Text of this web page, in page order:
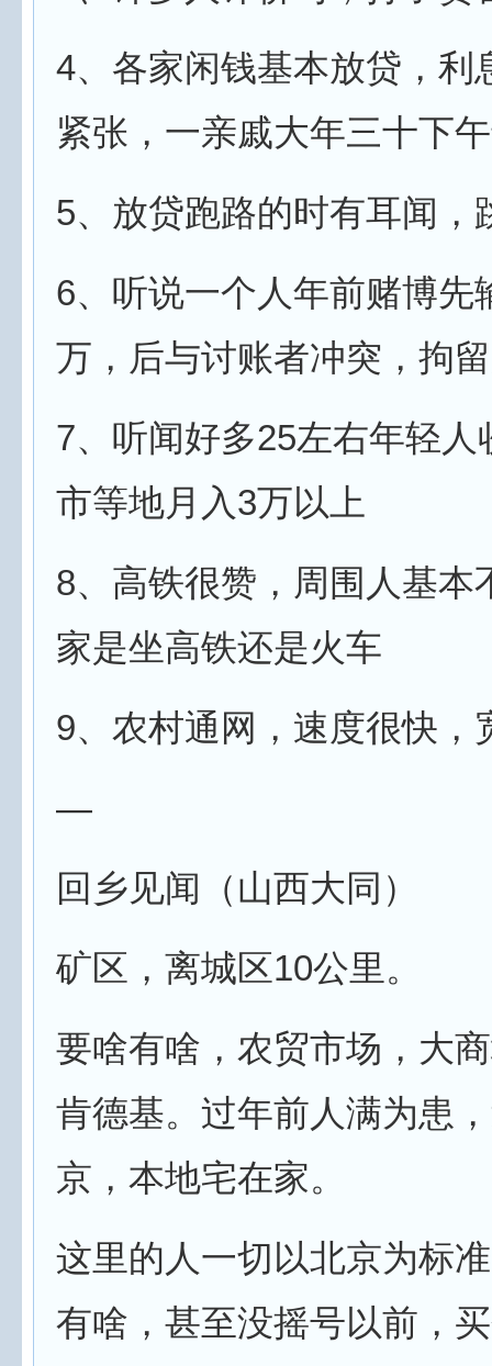
4、各家闲钱基本放贷，利
紧张，一亲戚大年三十下
5、放贷跑路的时有耳闻，
6、听说一个人年前赌博
万，后与讨账者冲突，拘
7、听闻好多25左右年轻
市等地月入3万以上
8、高铁很赞，周围人基
家是坐高铁还是火车
9、农村通网，速度很快，
—
回乡见闻（山西大同）
矿区，离城区10公里。
要啥有啥，农贸市场，大
肯德基。过年前人满为患
京，本地宅在家。
这里的人一切以北京为标
有啥，甚至没摇号以前，